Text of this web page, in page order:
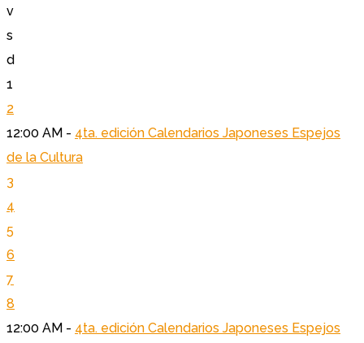
v
s
d
1
2
12:00 AM - 4ta. edición Calendarios Japoneses Espejos
de la Cultura
3
4
5
6
7
8
12:00 AM - 4ta. edición Calendarios Japoneses Espejos